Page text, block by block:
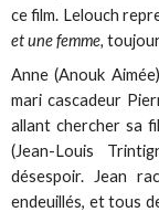
ce film. Lelouch
et une femme,
Anne (Anouk
mari cascadeur
allant chercher sa
(Jean-Louis
désespoir. Jean
endeuillés, et tous